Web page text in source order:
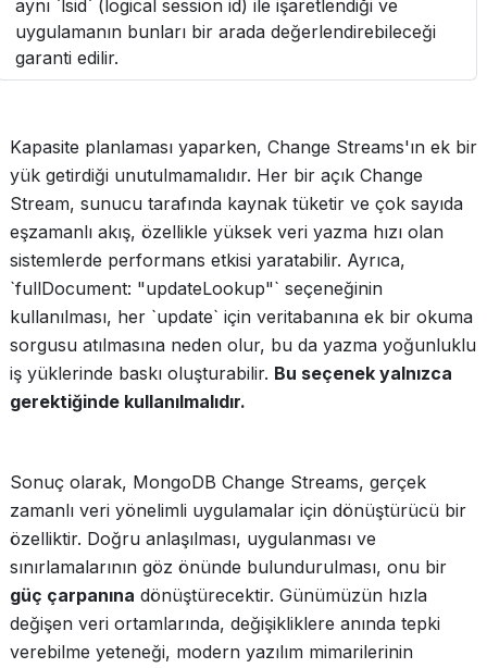
aynı `lsid` (logical session id) ile işaretlendiği ve
uygulamanın bunları bir arada değerlendirebileceği
garanti edilir.
Kapasite planlaması yaparken, Change Streams'ın ek bir
yük getirdiği unutulmamalıdır. Her bir açık Change
Stream, sunucu tarafında kaynak tüketir ve çok sayıda
eşzamanlı akış, özellikle yüksek veri yazma hızı olan
sistemlerde performans etkisi yaratabilir. Ayrıca,
`fullDocument: "updateLookup"` seçeneğinin
kullanılması, her `update` için veritabanına ek bir okuma
sorgusu atılmasına neden olur, bu da yazma yoğunluklu
iş yüklerinde baskı oluşturabilir. Bu seçenek yalnızca
gerektiğinde kullanılmalıdır.
Sonuç olarak, MongoDB Change Streams, gerçek
zamanlı veri yönelimli uygulamalar için dönüştürücü bir
özelliktir. Doğru anlaşılması, uygulanması ve
sınırlamalarının göz önünde bulundurulması, onu bir
güç çarpanına dönüştürecektir. Günümüzün hızla
değişen veri ortamlarında, değişikliklere anında tepki
verebilme yeteneği, modern yazılım mimarilerinin